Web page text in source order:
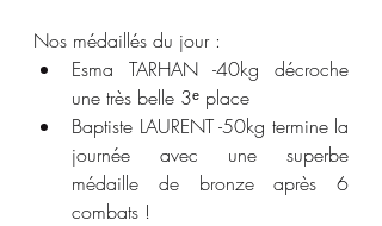
Nos médaillés du jour :
Esma TARHAN -40kg décroche
une très belle 3ᵉ place
Baptiste LAURENT -50kg termine la
journée avec une superbe
médaille de bronze après 6
combats !